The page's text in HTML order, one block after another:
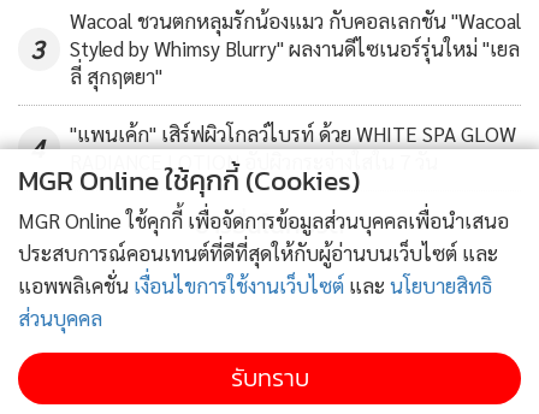
3
Wacoal ชวนตกหลุมรักน้องแมว กับคอลเลกชัน "Wacoal
Styled by Whimsy Blurry" ผลงานดีไซเนอร์รุ่นใหม่ "เยล
ลี่ สุกฤตยา"
4
"แพนเค้ก" เสิร์ฟผิวโกลว์ไบรท์ ด้วย WHITE SPA GLOW
RADIANCE LOTION อัปผิวกระจ่างใสใน 7 วัน
ข่าวอื่นในหมวด
MGR Online ใช้คุกกี้ (Cookies)
MGR Online ใช้คุกกี้ เพื่อจัดการข้อมูลส่วนบุคคลเพื่อนำเสนอ
ประสบการณ์คอนเทนต์ที่ดีที่สุดให้กับผู้อ่านบนเว็บไซต์ และ
แอพพลิเคชั่น เงื่อนไขการใช้งานเว็บไซต์ และ นโยบายสิทธิ
ส่วนบุคคล
รับทราบ